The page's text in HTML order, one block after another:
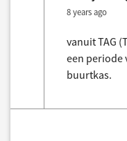
8 years ago
vanuit TAG
een periode
buurtkas.